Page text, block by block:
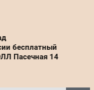
бесплатный
Пасечная 14